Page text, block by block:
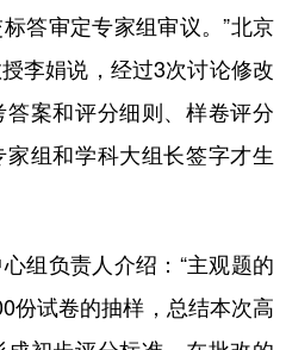
答审定专家组审议。”北京
李娟说，经过3次讨论修改
案和评分细则、样卷评分
组和学科大组长签字才生
负责人介绍：“主观题的
份试卷的抽样，总结本次高